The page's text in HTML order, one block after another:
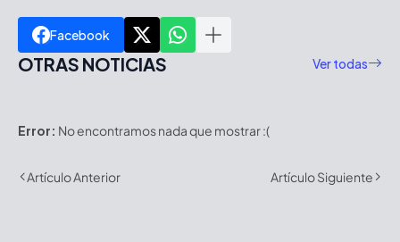
Facebook
OTRAS NOTICIAS Ver todas
Error: No encontramos nada que mostrar :(
Artículo Anterior Artículo Siguiente